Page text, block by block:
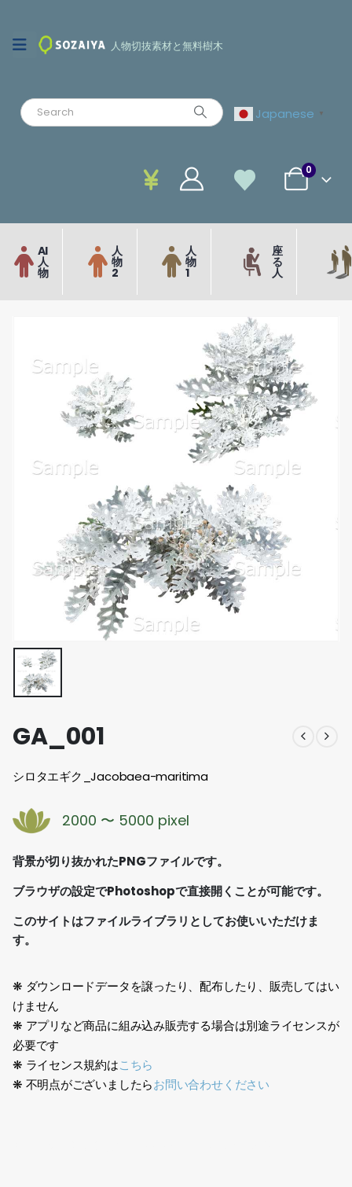
人物切抜素材と無料樹木
Japanese ▼
0
AI
人
物
人
物
2
人
物
1
座
る
人
GA_001
シロタエギク_Jacobaea-maritima
2000 〜 5000 pixel
背景が切り抜かれたPNGファイルです。
ブラウザの設定でPhotoshopで直接開くことが可能です。
このサイトはファイルライブラリとしてお使いいただけま
す。
❋ ダウンロードデータを譲ったり、配布したり、販売してはい
けません
❋ アプリなど商品に組み込み販売する場合は別途ライセンスが
必要です
❋ ライセンス規約はこちら
❋ 不明点がございましたらお問い合わせください